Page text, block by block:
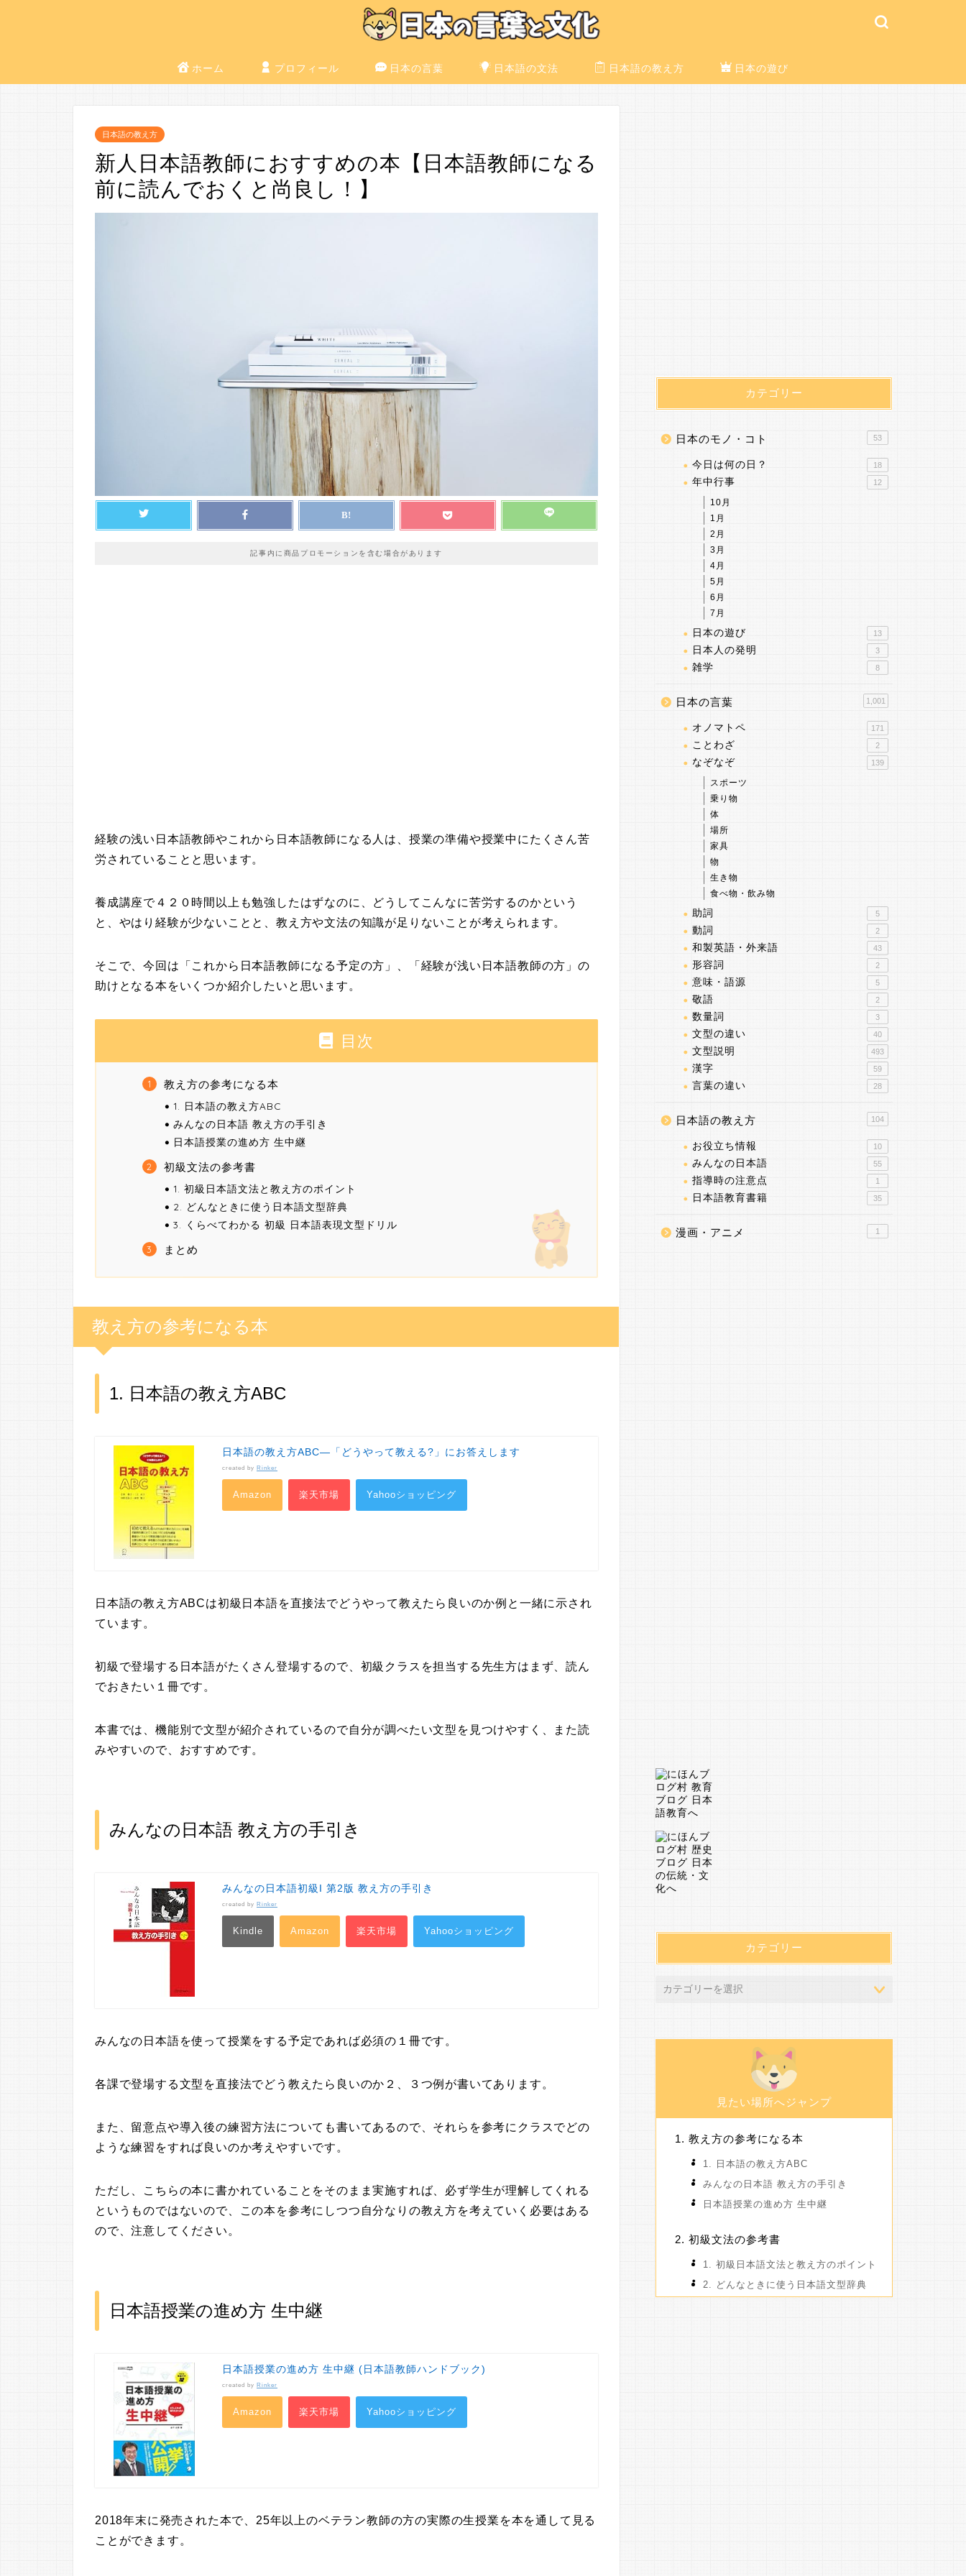
ホーム プロフィール 日本の言葉 日本語の文法 日本語の教え方 日本の遊び
日本語の教え方
新人日本語教師におすすめの本【日本語教師になる
前に読んでおくと尚良し！】
記事内に商品プロモーションを含む場合があります
経験の浅い日本語教師やこれから日本語教師になる人は、授業の準備や授業中にたくさん苦
労されていることと思います。
養成講座で４２０時間以上も勉強したはずなのに、どうしてこんなに苦労するのかという
と、やはり経験が少ないことと、教え方や文法の知識が足りないことが考えられます。
そこで、今回は「これから日本語教師になる予定の方」、「経験が浅い日本語教師の方」の
助けとなる本をいくつか紹介したいと思います。
目次
教え方の参考になる本
1. 日本語の教え方ABC
みんなの日本語 教え方の手引き
日本語授業の進め方 生中継
初級文法の参考書
1. 初級日本語文法と教え方のポイント
2. どんなときに使う日本語文型辞典
3. くらべてわかる 初級 日本語表現文型ドリル
まとめ
教え方の参考になる本
1. 日本語の教え方ABC
日本語の教え方ABC―「どうやって教える?」にお答えします
created by Rinker
Amazon 楽天市場 Yahooショッピング
日本語の教え方ABCは初級日本語を直接法でどうやって教えたら良いのか例と一緒に示され
ています。
初級で登場する日本語がたくさん登場するので、初級クラスを担当する先生方はまず、読ん
でおきたい１冊です。
本書では、機能別で文型が紹介されているので自分が調べたい文型を見つけやすく、また読
みやすいので、おすすめです。
みんなの日本語 教え方の手引き
みんなの日本語初級I 第2版 教え方の手引き
created by Rinker
Kindle Amazon 楽天市場 Yahooショッピング
みんなの日本語を使って授業をする予定であれば必須の１冊です。
各課で登場する文型を直接法でどう教えたら良いのか２、３つ例が書いてあります。
また、留意点や導入後の練習方法についても書いてあるので、それらを参考にクラスでどの
ような練習をすれば良いのか考えやすいです。
ただし、こちらの本に書かれていることをそのまま実施すれば、必ず学生が理解してくれる
というものではないので、この本を参考にしつつ自分なりの教え方を考えていく必要はある
ので、注意してください。
日本語授業の進め方 生中継
日本語授業の進め方 生中継 (日本語教師ハンドブック)
created by Rinker
Amazon 楽天市場 Yahooショッピング
2018年末に発売された本で、25年以上のベテラン教師の方の実際の生授業を本を通して見る
ことができます。
カテゴリー
日本のモノ・コト 53
今日は何の日？ 18
年中行事 12
10月
1月
2月
3月
4月
5月
6月
7月
日本の遊び 13
日本人の発明 3
雑学 8
日本の言葉 1,001
オノマトペ 171
ことわざ 2
なぞなぞ 139
スポーツ
乗り物
体
場所
家具
物
生き物
食べ物・飲み物
助詞 5
動詞 2
和製英語・外来語 43
形容詞 2
意味・語源 5
敬語 2
数量詞 3
文型の違い 40
文型説明 493
漢字 59
言葉の違い 28
日本語の教え方 104
お役立ち情報 10
みんなの日本語 55
指導時の注意点 1
日本語教育書籍 35
漫画・アニメ 1
カテゴリー
見たい場所へジャンプ
教え方の参考になる本
1. 日本語の教え方ABC
みんなの日本語 教え方の手引き
日本語授業の進め方 生中継
初級文法の参考書
1. 初級日本語文法と教え方のポイント
2. どんなときに使う日本語文型辞典